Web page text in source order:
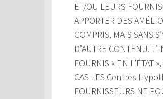
ET/OU LEURS
APPORTER DES
COMPRIS, MAIS SANS
D’AUTRE CONTENU.
FOURNIS « EN L’ÉTAT
CAS LES Centres
FOURNISSEURS NE